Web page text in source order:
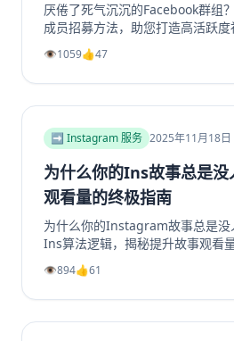
厌倦了死气沉沉的Facebook群组
成员招募方法，助您打造高活跃
络、优化群组资料，到利用
流、创造高价值内容，再到策划专
步的实操指南。学习如何将精准
Facebook群组重现生机与活力。
群繁荣之路！
👁️1059👍47
➡️ Instagram 服务 2025年11月18日
为什么你的Ins故事总是没
观看量的终极指南
为什么你的Instagram故事总是没
Ins算法逻辑，揭秘提升故事观看
内容陷阱、善用投票问答等互动
利用精选故事功能，我们提供一套
如何创作吸引眼球的开场、提供
👁️894👍61